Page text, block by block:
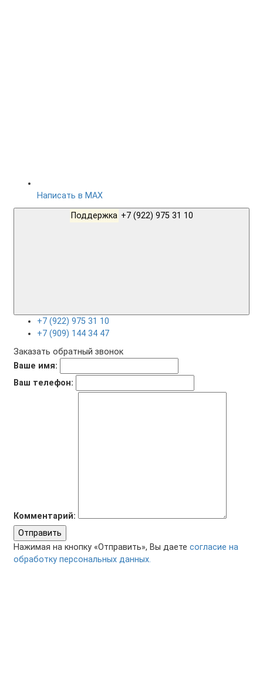
Написать в MAX
Поддержка
+7 (922) 975 31 10
+7 (909) 144 34 47
Заказать обратный звонок
Ваше имя:
Ваш телефон:
Комментарий:
Отправить
Нажимая на кнопку «Отправить», Вы даете согласие на
обработку персональных данных.